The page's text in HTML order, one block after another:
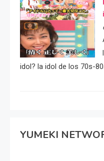
idol? la idol de los 70s-
YUMEKI